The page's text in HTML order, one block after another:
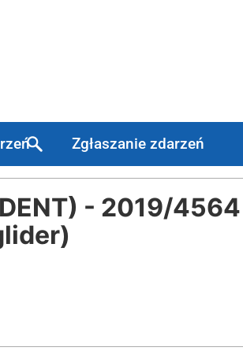
Zgłaszanie zdarzeń
- 2019/4564